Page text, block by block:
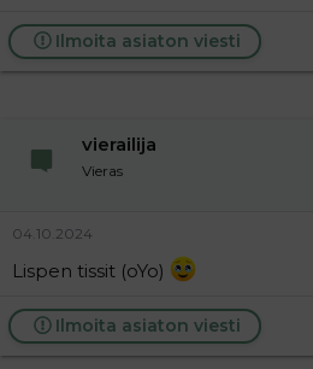
Ilmoita asiaton viesti
vierailija
Vieras
04.10.2024
Lispen tissit (oYo)
Ilmoita asiaton viesti